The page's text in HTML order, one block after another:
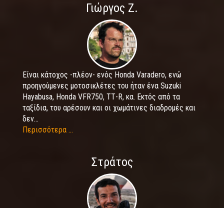
Γιώργος Ζ.
Είναι κάτοχος -πλέον- ενός Honda Varadero, ενώ
προηγούμενες μοτοσικλέτες του ήταν ένα Suzuki
Hayabusa, Honda VFR750, TΤ-R, κα. Εκτός από τα
ταξίδια, του αρέσουν και οι χωμάτινες διαδρομές και
δεν...
Περισσότερα ...
Στράτος